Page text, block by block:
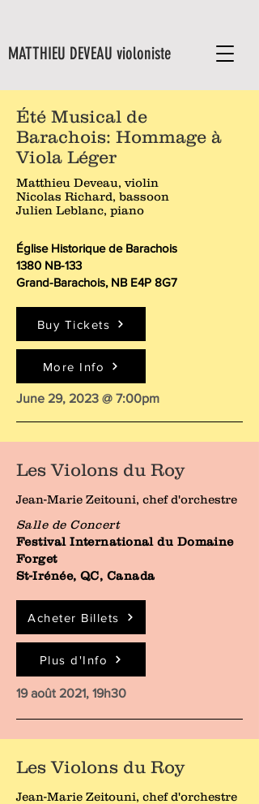
MATTHIEU DEVEAU violoniste
Été Musical de
Barachois: Hommage à
Viola Léger
Matthieu Deveau, violin
Nicolas Richard, bassoon
Julien Leblanc, piano
Église Historique de Barachois
1380 NB-133
Grand-Barachois, NB E4P 8G7
Buy Tickets
More Info
June 29, 2023 @ 7:00pm
Les Violons du Roy
Jean-Marie Zeitouni, chef d'orchestre
Salle de Concert
Festival International du Domaine
Forget
St-Irénée, QC, Canada
Acheter Billets
Plus d'Info
19 août 2021, 19h30
Les Violons du Roy
Jean-Marie Zeitouni, chef d'orchestre